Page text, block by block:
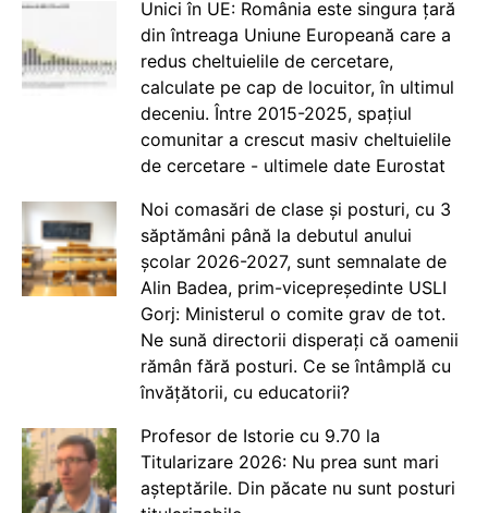
Unici în UE: România este singura țară
din întreaga Uniune Europeană care a
redus cheltuielile de cercetare,
calculate pe cap de locuitor, în ultimul
deceniu. Între 2015-2025, spațiul
comunitar a crescut masiv cheltuielile
de cercetare - ultimele date Eurostat
Noi comasări de clase și posturi, cu 3
săptămâni până la debutul anului
școlar 2026-2027, sunt semnalate de
Alin Badea, prim-vicepreședinte USLI
Gorj: Ministerul o comite grav de tot.
Ne sună directorii disperați că oamenii
rămân fără posturi. Ce se întâmplă cu
învățătorii, cu educatorii?
Profesor de Istorie cu 9.70 la
Titularizare 2026: Nu prea sunt mari
așteptările. Din păcate nu sunt posturi